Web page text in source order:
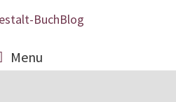
Menu